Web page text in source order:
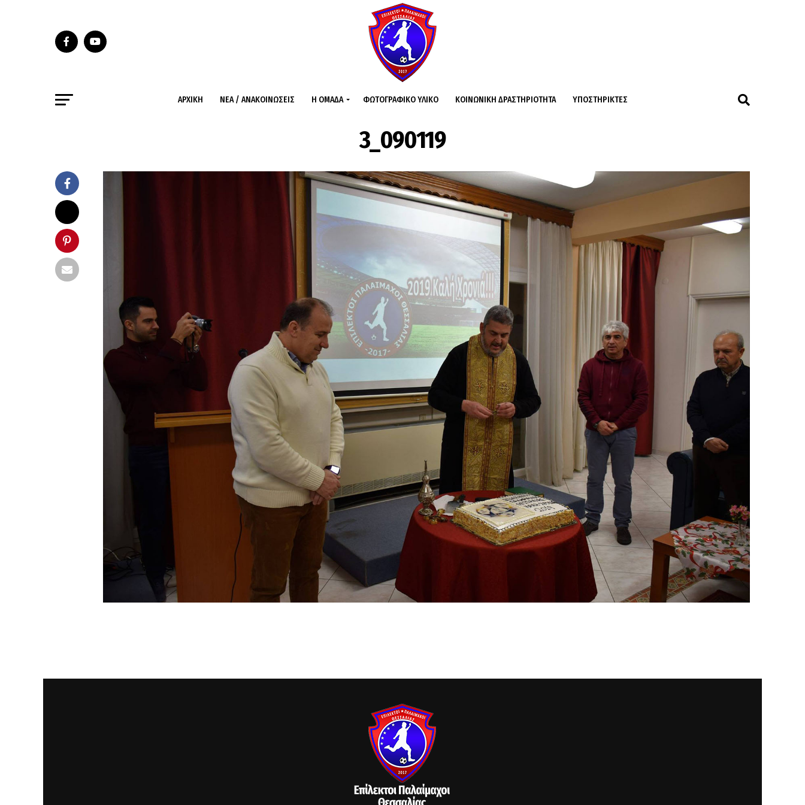
ΑΡΧΙΚΉ ΝΈΑ / ΑΝΑΚΟΙΝΏΣΕΙΣ Η ΟΜΆΔΑ ΦΩΤΟΓΡΑΦΙΚΌ ΥΛΙΚΌ ΚΟΙΝΩΝΙΚΉ ΔΡΑΣΤΗΡΙΌΤΗΤΑ ΥΠΟΣΤΗΡΙΚΤΈΣ
3_090119